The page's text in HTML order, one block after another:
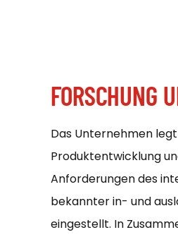
FORSCHUNG
Das Unternehmen
Produktentwicklung
Anforderungen des
bekannter in- und
eingestellt. In